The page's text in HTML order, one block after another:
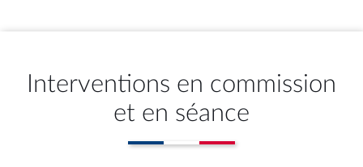
Interventions en commission
et en séance